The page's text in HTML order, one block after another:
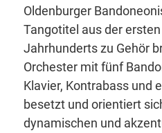
Oldenburger
Tangotitel aus der
Jahrhunderts zu Gehör
Orchester mit fünf
Klavier, Kontrabass und
besetzt und orientiert
dynamischen und